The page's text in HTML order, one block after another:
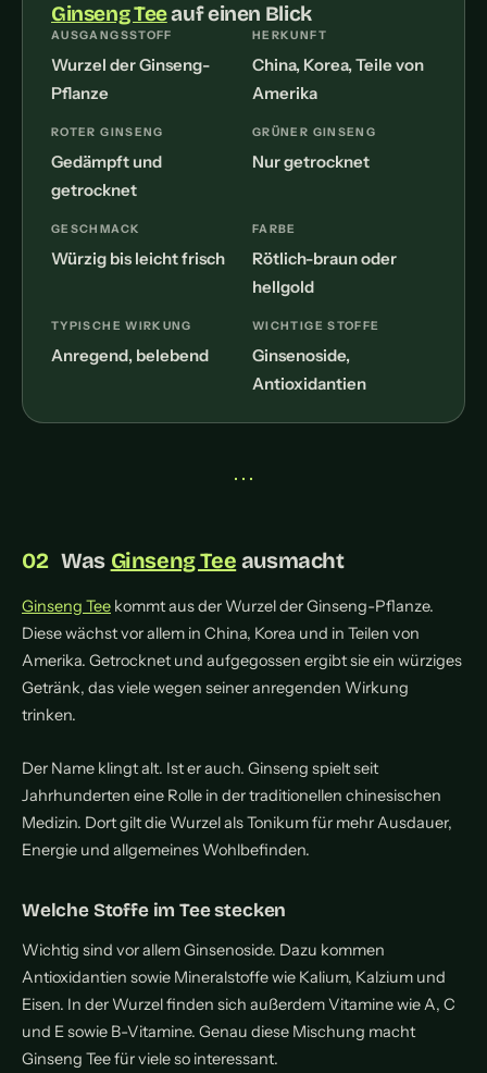
Ginseng Teeauf einen Blick
AUSGANGSSTOFF
Wurzel der Ginseng-
Pflanze
HERKUNFT
China, Korea, Teile von
Amerika
ROTER GINSENG
Gedämpft und
getrocknet
GRÜNER GINSENG
Nur getrocknet
GESCHMACK
Würzig bis leicht frisch
FARBE
Rötlich-braun oder
hellgold
TYPISCHE WIRKUNG
Anregend, belebend
WICHTIGE STOFFE
Ginsenoside,
Antioxidantien
• • •
Was Ginseng Tee ausmacht
Ginseng Tee kommt aus der Wurzel der Ginseng-Pflanze.
Diese wächst vor allem in China, Korea und in Teilen von
Amerika. Getrocknet und aufgegossen ergibt sie ein würziges
Getränk, das viele wegen seiner anregenden Wirkung
trinken.
Der Name klingt alt. Ist er auch. Ginseng spielt seit
Jahrhunderten eine Rolle in der traditionellen chinesischen
Medizin. Dort gilt die Wurzel als Tonikum für mehr Ausdauer,
Energie und allgemeines Wohlbefinden.
Welche Stoffe im Tee stecken
Wichtig sind vor allem Ginsenoside. Dazu kommen
Antioxidantien sowie Mineralstoffe wie Kalium, Kalzium und
Eisen. In der Wurzel finden sich außerdem Vitamine wie A, C
und E sowie B-Vitamine. Genau diese Mischung macht
Ginseng Tee für viele so interessant.